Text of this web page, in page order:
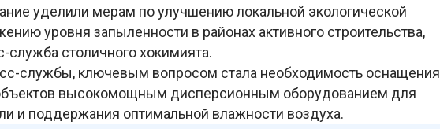
уделили мерам по улучшению локальной экологической
уровня запыленности в районах активного строительства,
служба столичного хокимията.
службы, ключевым вопросом стала необходимость оснащения
высокомощным дисперсионным оборудованием для
и поддержания оптимальной влажности воздуха.